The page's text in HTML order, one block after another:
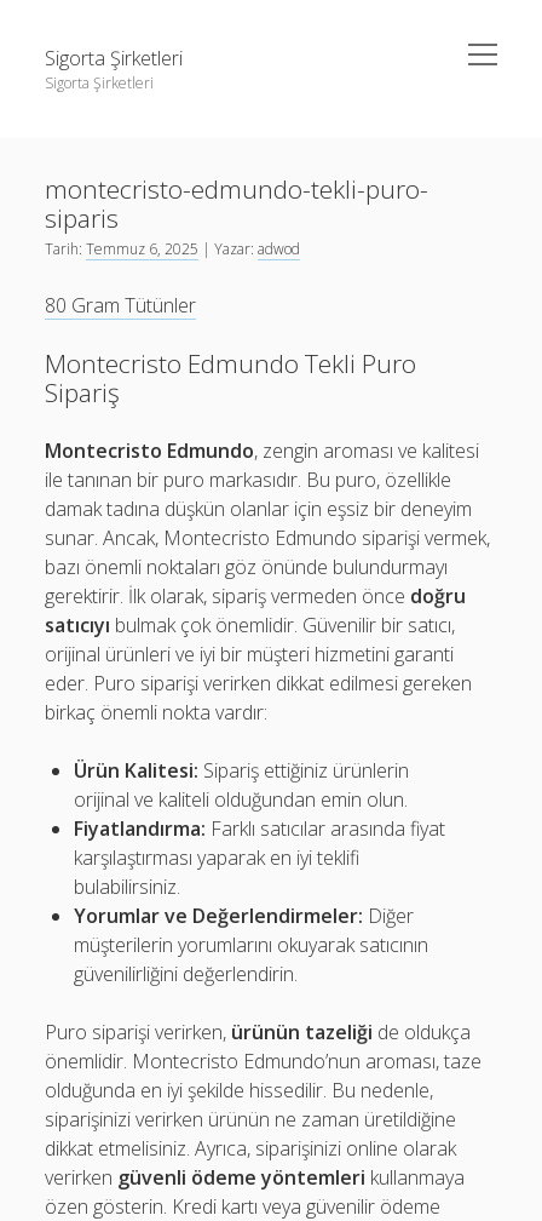
Sigorta Şirketleri
Sigorta Şirketleri
menüyü
aç
Linkedin Takipçi Yükseltme Hilesi
Liste
instagram gizli hesap görme giriş yapmadan
Liste
Sayfa Listesi
montecristo-edmundo-tekli-puro-
siparis
Tarih:Temmuz 6, 2025 | Yazar:adwod
80 Gram Tütünler
Montecristo Edmundo Tekli Puro
Sipariş
Montecristo Edmundo, zengin aroması ve kalitesi
ile tanınan bir puro markasıdır. Bu puro, özellikle
damak tadına düşkün olanlar için eşsiz bir deneyim
sunar. Ancak, Montecristo Edmundo siparişi vermek,
bazı önemli noktaları göz önünde bulundurmayı
gerektirir. İlk olarak, sipariş vermeden önce doğru
satıcıyı bulmak çok önemlidir. Güvenilir bir satıcı,
orijinal ürünleri ve iyi bir müşteri hizmetini garanti
eder. Puro siparişi verirken dikkat edilmesi gereken
birkaç önemli nokta vardır:
Ürün Kalitesi: Sipariş ettiğiniz ürünlerin
orijinal ve kaliteli olduğundan emin olun.
Fiyatlandırma: Farklı satıcılar arasında fiyat
karşılaştırması yaparak en iyi teklifi
bulabilirsiniz.
Yorumlar ve Değerlendirmeler: Diğer
müşterilerin yorumlarını okuyarak satıcının
güvenilirliğini değerlendirin.
Puro siparişi verirken, ürünün tazeliği de oldukça
önemlidir. Montecristo Edmundo’nun aroması, taze
olduğunda en iyi şekilde hissedilir. Bu nedenle,
siparişinizi verirken ürünün ne zaman üretildiğine
dikkat etmelisiniz. Ayrıca, siparişinizi online olarak
verirken güvenli ödeme yöntemleri kullanmaya
özen gösterin. Kredi kartı veya güvenilir ödeme